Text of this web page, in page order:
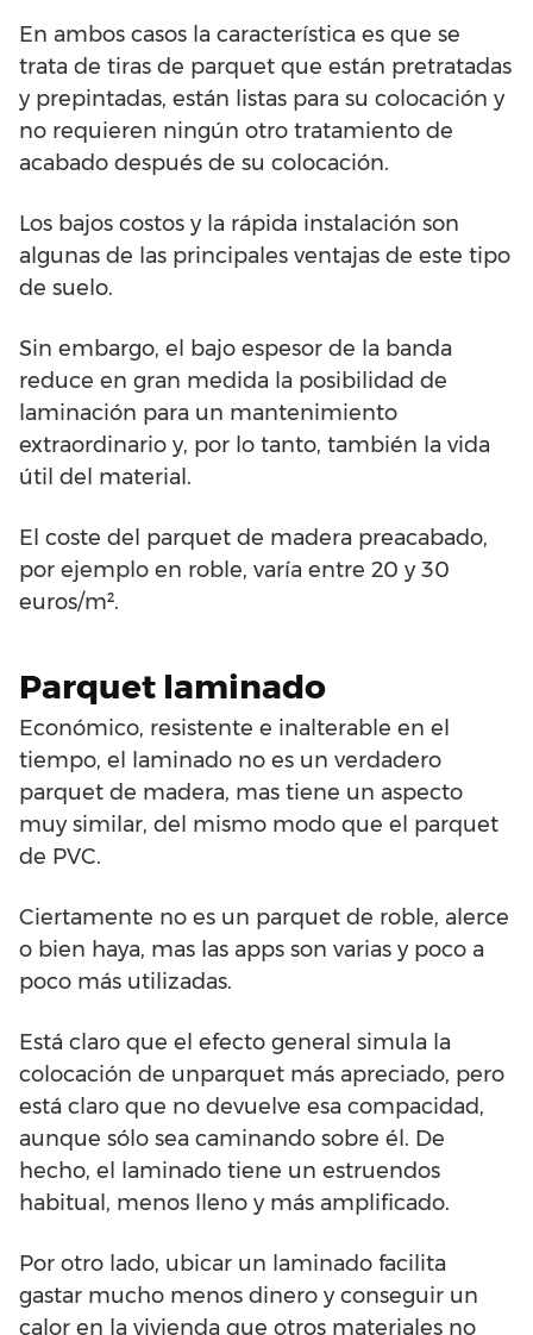
En ambos casos la característica es que se
trata de tiras de parquet que están pretratadas
y prepintadas, están listas para su colocación y
no requieren ningún otro tratamiento de
acabado después de su colocación.
Los bajos costos y la rápida instalación son
algunas de las principales ventajas de este tipo
de suelo.
Sin embargo, el bajo espesor de la banda
reduce en gran medida la posibilidad de
laminación para un mantenimiento
extraordinario y, por lo tanto, también la vida
útil del material.
El coste del parquet de madera preacabado,
por ejemplo en roble, varía entre 20 y 30
euros/m².
Parquet laminado
Económico, resistente e inalterable en el
tiempo, el laminado no es un verdadero
parquet de madera, mas tiene un aspecto
muy similar, del mismo modo que el parquet
de PVC.
Ciertamente no es un parquet de roble, alerce
o bien haya, mas las apps son varias y poco a
poco más utilizadas.
Está claro que el efecto general simula la
colocación de unparquet más apreciado, pero
está claro que no devuelve esa compacidad,
aunque sólo sea caminando sobre él. De
hecho, el laminado tiene un estruendos
habitual, menos lleno y más amplificado.
Por otro lado, ubicar un laminado facilita
gastar mucho menos dinero y conseguir un
calor en la vivienda que otros materiales no